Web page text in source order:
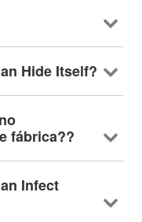
Hide Itself?
fábrica??
Infect